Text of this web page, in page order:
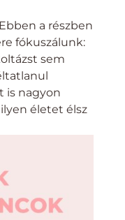
a részben
fókuszálunk:
sem
is nagyon
életet élsz